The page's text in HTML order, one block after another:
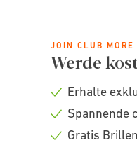
JOIN CLUB MORE
Werde
Check
Erhalte
Check
Spannende
Gratis